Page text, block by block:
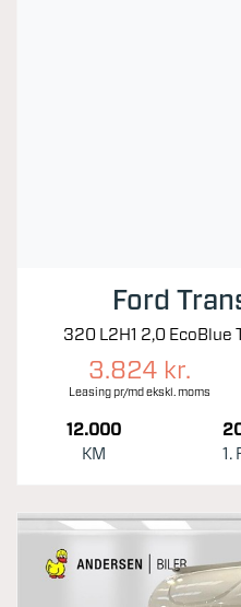
Ford
320 L2H1 2,0 EcoBlue
3.824 kr.
Leasing pr/md ekskl. moms
12.000
KM
1.